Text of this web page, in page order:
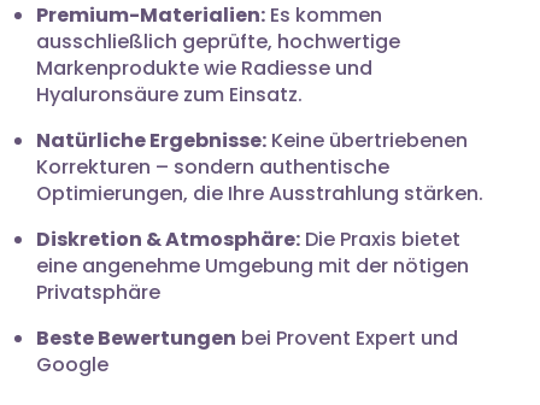
Premium-Materialien: Es kommen
ausschließlich geprüfte, hochwertige
Markenprodukte wie Radiesse und
Hyaluronsäure zum Einsatz.
Natürliche Ergebnisse: Keine übertriebenen
Korrekturen – sondern authentische
Optimierungen, die Ihre Ausstrahlung stärken.
Diskretion & Atmosphäre: Die Praxis bietet
eine angenehme Umgebung mit der nötigen
Privatsphäre
Beste Bewertungen bei Provent Expert und
Google